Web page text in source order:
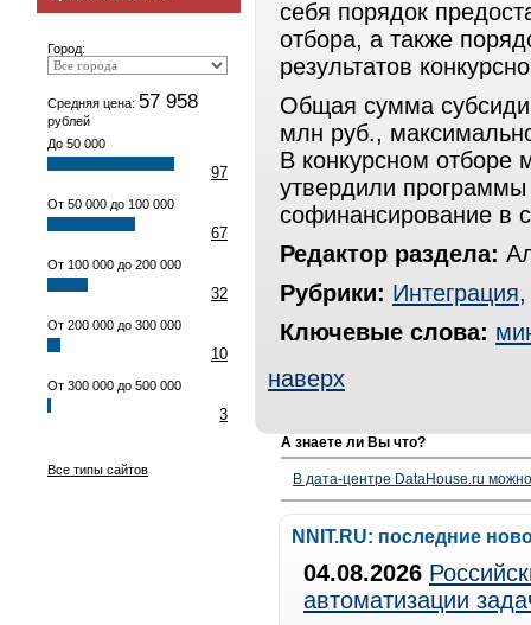
Город:
Средняя цена: 57 958
рублей
До 50 000
97
От 50 000 до 100 000
67
От 100 000 до 200 000
32
От 200 000 до 300 000
10
От 300 000 до 500 000
3
Все типы сайтов
себя порядок
отбора, а также
результатов
Общая сумма
млн руб.,
В конкурсном отборе
утвердили
софинансирование в
Редактор раздела:
Рубрики: Интеграция
Ключевые слова:
наверх
А знаете ли Вы что?
В дата-центре DataHouse.ru
NNIT.RU: последние
04.08.2026
автоматизации